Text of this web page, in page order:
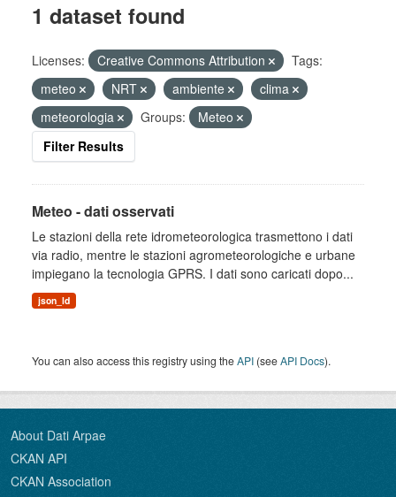
1 dataset found
Licenses: Creative Commons Attribution
Tags:
meteo
NRT ambiente
clima
meteorologia
Groups:
Meteo
Filter Results
Meteo - dati osservati
Le stazioni della rete idrometeorologica trasmettono i dati
via radio, mentre le stazioni agrometeorologiche e urbane
impiegano la tecnologia GPRS. I dati sono caricati dopo...
json_ld
You can also access this registry using theAPI (seeAPI Docs).
About Dati Arpae
CKAN API
CKAN Association